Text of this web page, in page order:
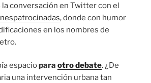
la conversación en Twitter con el
, donde con humor
en los nombres de
espaciopara otro debate. ¿De
una intervención urbana tan